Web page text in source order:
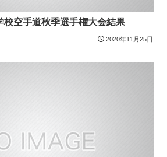
校空手道秋季選手権大会結果
2020年11月25日